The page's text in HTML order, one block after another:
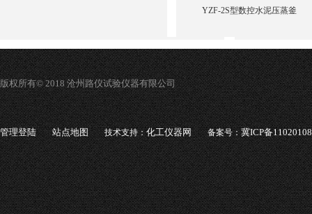
YZF-2S型数控水泥压蒸釜
版权所有© 2018 沧州路仪试验仪器有限公司
管理登陆 站点地图 技术支持：化工仪器网 备案号：冀ICP备